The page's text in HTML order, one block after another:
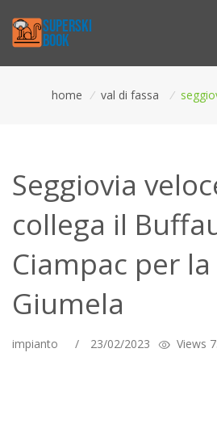
home / val di fassa /
Seggiovia
collega il
Ciampac per la
Giumela
impianto / 23/02/2023 Views